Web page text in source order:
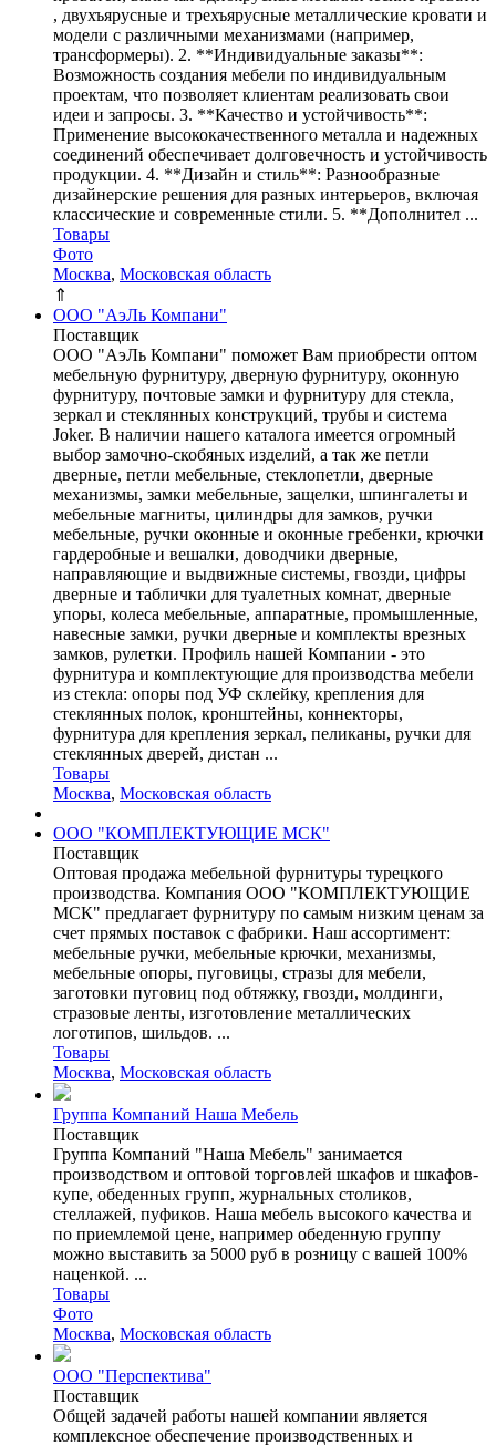
, двухъярусные и трехъярусные металлические кровати и
модели с различными механизмами (например,
трансформеры). 2. **Индивидуальные заказы**:
Возможность создания мебели по индивидуальным
проектам, что позволяет клиентам реализовать свои
идеи и запросы. 3. **Качество и устойчивость**:
Применение высококачественного металла и надежных
соединений обеспечивает долговечность и устойчивость
продукции. 4. **Дизайн и стиль**: Разнообразные
дизайнерские решения для разных интерьеров, включая
классические и современные стили. 5. **Дополнител ...
Товары
Фото
Москва, Московская область
⇑
ООО "АэЛь Компани"
Поставщик
ООО "АэЛь Компани" поможет Вам приобрести оптом
мебельную фурнитуру, дверную фурнитуру, оконную
фурнитуру, почтовые замки и фурнитуру для стекла,
зеркал и стеклянных конструкций, трубы и система
Joker. В наличии нашего каталога имеется огромный
выбор замочно-скобяных изделий, а так же петли
дверные, петли мебельные, стеклопетли, дверные
механизмы, замки мебельные, защелки, шпингалеты и
мебельные магниты, цилиндры для замков, ручки
мебельные, ручки оконные и оконные гребенки, крючки
гардеробные и вешалки, доводчики дверные,
направляющие и выдвижные системы, гвозди, цифры
дверные и таблички для туалетных комнат, дверные
упоры, колеса мебельные, аппаратные, промышленные,
навесные замки, ручки дверные и комплекты врезных
замков, рулетки. Профиль нашей Компании - это
фурнитура и комплектующие для производства мебели
из стекла: опоры под УФ склейку, крепления для
стеклянных полок, кронштейны, коннекторы,
фурнитура для крепления зеркал, пеликаны, ручки для
стеклянных дверей, дистан ...
Товары
Москва, Московская область
ООО "КОМПЛЕКТУЮЩИЕ МСК"
Поставщик
Оптовая продажа мебельной фурнитуры турецкого
производства. Компания ООО "КОМПЛЕКТУЮЩИЕ
МСК" предлагает фурнитуру по самым низким ценам за
счет прямых поставок с фабрики. Наш ассортимент:
мебельные ручки, мебельные крючки, механизмы,
мебельные опоры, пуговицы, стразы для мебели,
заготовки пуговиц под обтяжку, гвозди, молдинги,
стразовые ленты, изготовление металлических
логотипов, шильдов. ...
Товары
Москва, Московская область
Группа Компаний Наша Мебель
Поставщик
Группа Компаний "Наша Мебель" занимается
производством и оптовой торговлей шкафов и шкафов-
купе, обеденных групп, журнальных столиков,
стеллажей, пуфиков. Наша мебель высокого качества и
по приемлемой цене, например обеденную группу
можно выставить за 5000 руб в розницу с вашей 100%
наценкой. ...
Товары
Фото
Москва, Московская область
ООО "Перспектива"
Поставщик
Общей задачей работы нашей компании является
комплексное обеспечение производственных и